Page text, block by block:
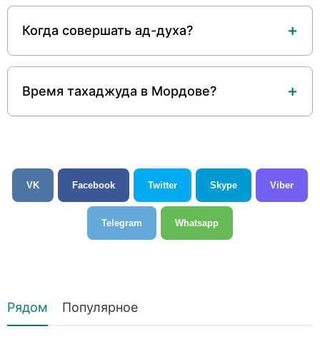
Когда совершать ад-духа?
Время тахаджуда в Мордове?
VK Facebook Twitter Skype Viber
Telegram Whatsapp
Рядом Популярное